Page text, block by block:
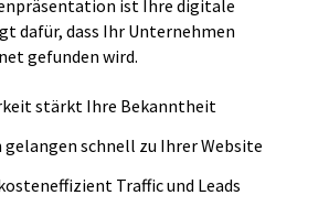
ist Ihre digitale
dafür, dass Ihr Unternehmen
gefunden wird.
stärkt Ihre Bekanntheit
schnell zu Ihrer Website
Traffic und Leads